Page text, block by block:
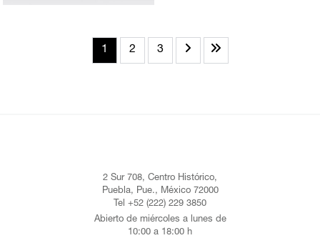
1 2 3
2 Sur 708, Centro Histórico,
Puebla, Pue., México 72000
Tel +52 (222) 229 3850
Abierto de miércoles a lunes de
10:00 a 18:00 h